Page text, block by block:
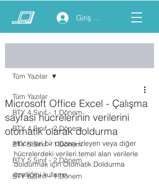
Giriş yap
Tüm Yazılar
BTY 4.Sınıf - 1.Dönem
BTY 4.Sınıf - 2.Dönem
BTY 5.Sınıf - 1.Dönem
BTY 5.Sınıf - 2.Dönem
BTY 6.Sınıf - 1.Dönem
Tüm Yazılar
Microsoft Office Excel - Çalışma
sayfası hücrelerinin verilerini
otomatik olarak doldurma
Hücreleri bir düzeni izleyen veya diğer
hücrelerdeki verileri temel alan verilerle
doldurmak için Otomatik Doldurma
özelliğini kullanın.